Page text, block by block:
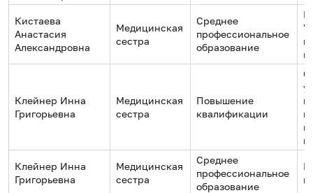
Кистаева
Анастасия
Александровна
Медицинская
сестра
Среднее
профессиональное
образование
Клейнер Инна
Григорьевна
Медицинская
сестра
Повышение
квалификации
Клейнер Инна
Григорьевна
Медицинская
сестра
Среднее
профессиональное
образование